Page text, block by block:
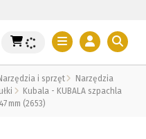
i sprzęt
Narzędzia
Kubala - KUBALA szpachla
mm (2653)